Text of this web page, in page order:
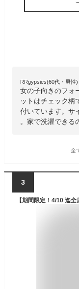
RRgypsies(60代・男性)
女の子向きのフォ
ットはチェック柄
付いています。サ
。家で洗濯できる
全
3